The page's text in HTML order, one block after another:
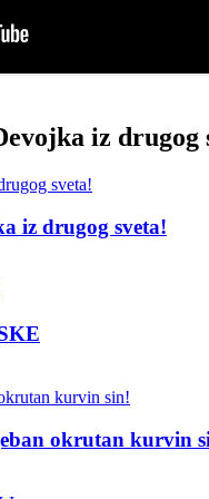
iz drugog
iz drugog sveta!
okrutan kurvin